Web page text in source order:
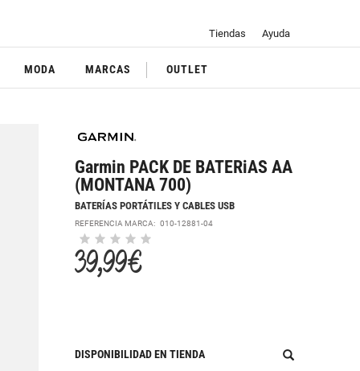
Tiendas Ayuda
MODA MARCAS OUTLET
Garmin PACK DE BATERiAS AA
(MONTANA 700)
BATERÍAS PORTÁTILES Y CABLES USB
REFERENCIA MARCA:010-12881-04
39,99 €
DISPONIBILIDAD EN TIENDA